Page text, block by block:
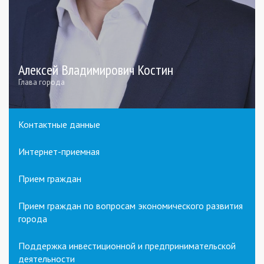
Алексей Владимирович Костин
Глава города
Контактные данные
Интернет-приемная
Прием граждан
Прием граждан по вопросам экономического развития
города
Поддержка инвестиционной и предпринимательской
деятельности